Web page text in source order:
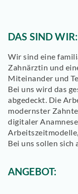
DAS SIND WIR:
Wir sind eine
Zahnärztin und
Miteinander und
Bei uns wird das
abgedeckt. Die
modernster
digitaler
Bei uns sollen
ANGEBOT: